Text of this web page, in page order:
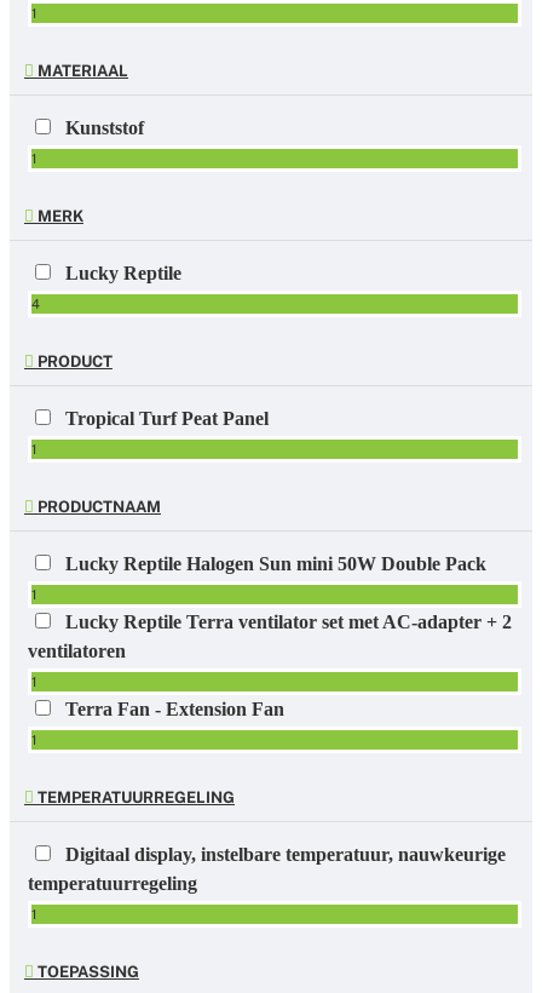
1
MATERIAAL
Kunststof
1
MERK
Lucky Reptile
4
PRODUCT
Tropical Turf Peat Panel
1
PRODUCTNAAM
Lucky Reptile Halogen Sun mini 50W Double Pack
1
Lucky Reptile Terra ventilator set met AC-adapter + 2
ventilatoren
1
Terra Fan - Extension Fan
1
TEMPERATUURREGELING
Digitaal display, instelbare temperatuur, nauwkeurige
temperatuurregeling
1
TOEPASSING